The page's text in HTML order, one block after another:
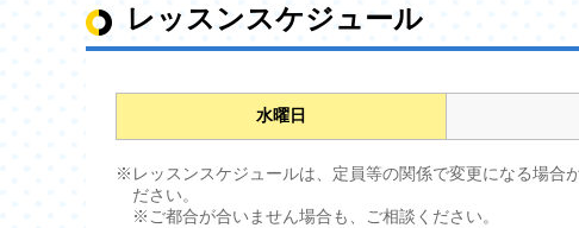
レッスンスケジュール
水曜日
※レッスンスケジュールは、定員等の関係で変更になる場合
ださい。
※ご都合が合いません場合も、ご相談ください。